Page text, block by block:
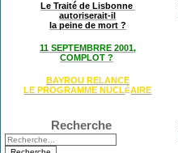
Le Traité de Lisbonne
autoriserait-il
la peine de mort ?
11 SEPTEMBRRE 2001,
COMPLOT ?
BAYROU RELANCE
LE PROGRAMME NUCLÉAIRE
Recherche